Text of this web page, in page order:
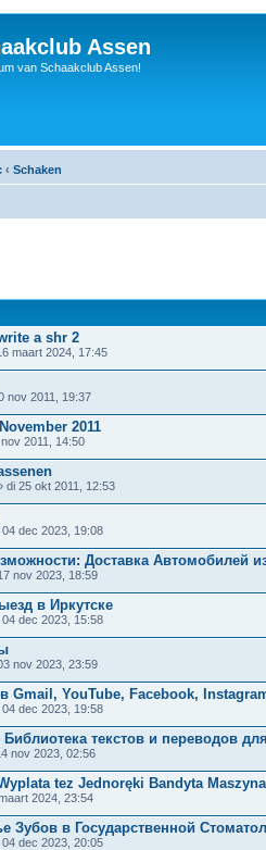
Assen
van Schaakclub Assen!
‹ Schaken
a shr 2
maart 2024, 17:45
nov 2011, 19:37
2011
2011, 14:50
di 25 okt 2011, 12:53
04 dec 2023, 19:08
Доставка Автомобилей
nov 2023, 18:59
в Иркутске
04 dec 2023, 15:58
nov 2023, 23:59
Gmail, YouTube, Facebook,
04 dec 2023, 19:58
Библиотека текстов и переводов
nov 2023, 02:56
tez Jednoręki Bandyta Maszyna
2024, 23:54
Зубов в Государственной
04 dec 2023, 20:05